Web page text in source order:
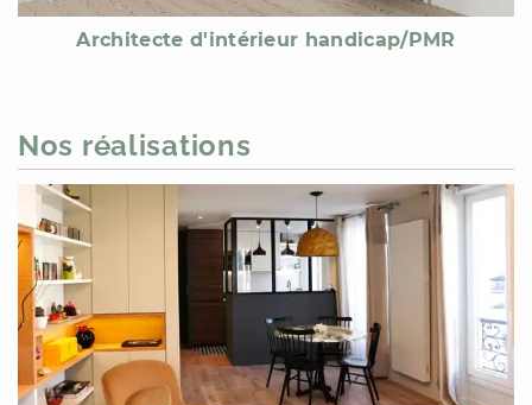
Architecte d'intérieur handicap/PMR
Nos réalisations